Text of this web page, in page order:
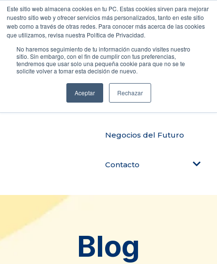
Este sitio web almacena cookies en tu PC. Estas cookies sirven para mejorar
nuestro sitio web y ofrecer servicios más personalizados, tanto en este sitio
web como a través de otras redes. Para conocer más acerca de las cookies
que utilizamos, revisa nuestra Política de Privacidad.
No haremos seguimiento de tu información cuando visites nuestro
sitio. Sin embargo, con el fin de cumplir con tus preferencias,
tendremos que usar solo una pequeña cookie para que no se te
solicite volver a tomar esta decisión de nuevo.
Aceptar Rechazar
Productos
Automatiza tu negocio
Blog Tendencias
Negocios del Futuro
Contacto
Blog